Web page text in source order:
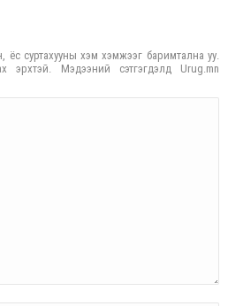
ёс суртахууны хэм хэмжээг баримтална уу.
эрхтэй. Мэдээний сэтгэгдэлд Urug.mn